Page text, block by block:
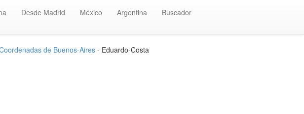
Desde Madrid México Argentina Buscador
de Buenos-Aires- Eduardo-Costa